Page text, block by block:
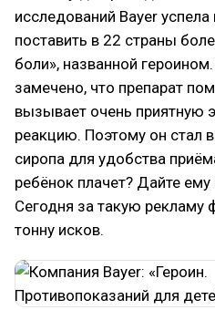
исследований Bayer успела
поставить в 22 страны
боли», названной
замечено, что препарат
вызывает очень приятную
реакцию. Поэтому он стал
сиропа для удобства
ребёнок плачет? Дайте ему
Сегодня за такую рекламу
тонну исков.